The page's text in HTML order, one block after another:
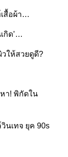
สื้อผ้า…
กิด’…
วให้สวยดูดี?
า! พิกัดใน
นเทจ ยุค 90s